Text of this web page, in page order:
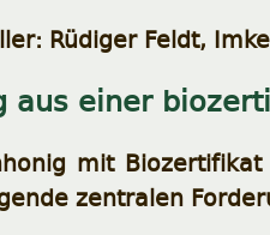
Rüdiger Feldt,
aus einer
mit
zentralen